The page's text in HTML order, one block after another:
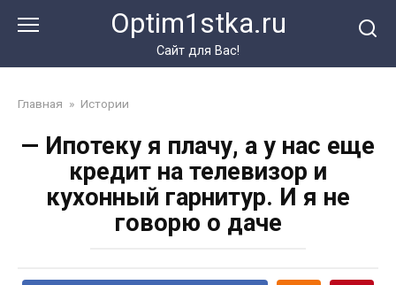
Optim1stka.ru
Сайт для Вас!
Главная » Истории
— Ипотеку я плачу, а у нас еще
кредит на телевизор и
кухонный гарнитур. И я не
говорю о даче